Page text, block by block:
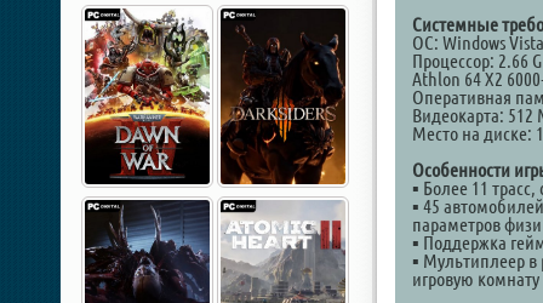
Системные
ОС: Windows
Процессор: 2.66
Athlon 64 X2
Оперативная
Видеокарта: 512
Место на диске:
Особенности
▪ Более 11
▪ 45
параметров
▪ Поддержка
▪ Мультиплеер
игровую комнату